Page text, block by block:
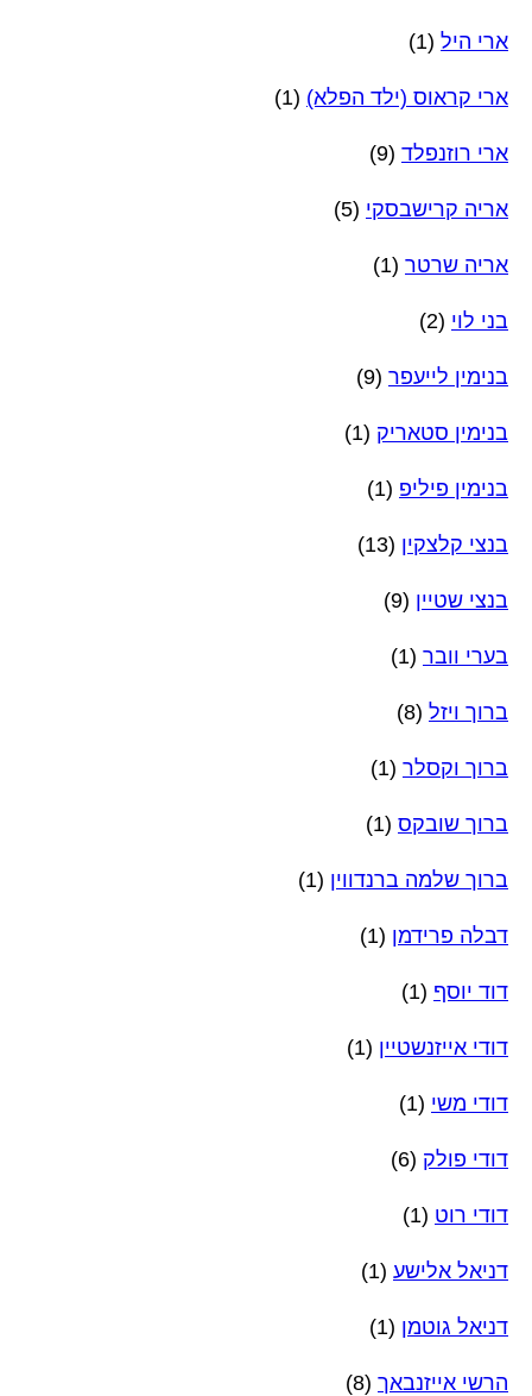
ארי היל (1)
ארי קראוס (ילד הפלא) (1)
ארי רוזנפלד (9)
אריה קרישבסקי (5)
אריה שרטר (1)
בני לוי (2)
בנימין לייעפר (9)
בנימין סטאריק (1)
בנימין פיליפ (1)
בנצי קלצקין (13)
בנצי שטיין (9)
בערי וובר (1)
ברוך ויזל (8)
ברוך וקסלר (1)
ברוך שובקס (1)
ברוך שלמה ברנדווין (1)
דבלה פרידמן (1)
דוד יוסף (1)
דודי אייזנשטיין (1)
דודי משי (1)
דודי פולק (6)
דודי רוט (1)
דניאל אלישע (1)
דניאל גוטמן (1)
הרשי אייזנבאך (8)